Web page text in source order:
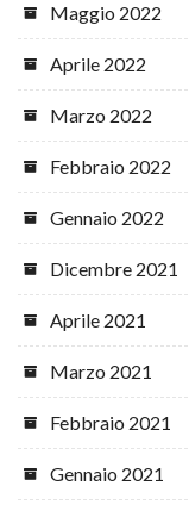
Maggio 2022
Aprile 2022
Marzo 2022
Febbraio 2022
Gennaio 2022
Dicembre 2021
Aprile 2021
Marzo 2021
Febbraio 2021
Gennaio 2021